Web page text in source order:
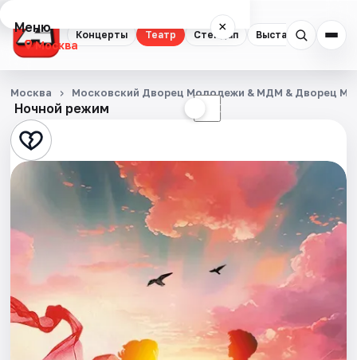
Концерты Театр Стендап Выставки
Меню ×
Москва
Концерты
Театр
Стендап
Квесты
Экскурсии
Спорт
События
Ночной режим ☾
Москва Московский Дворец Молодежи & МДМ & Дворец